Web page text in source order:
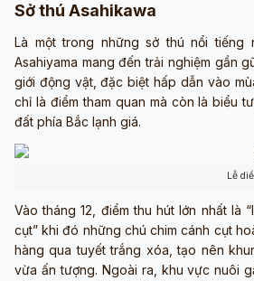
Sở thú Asahikawa
Là một trong những sở thú nổi tiếng
Asahiyama mang đến trải nghiệm gần
giới động vật, đặc biệt hấp dẫn vào
chỉ là điểm tham quan mà còn là biểu
đất phía Bắc lạnh giá.
Lễ
Vào tháng 12, điểm thu hút lớn nhất là
cụt” khi đó những chú chim cánh cụt
hàng qua tuyết trắng xóa, tạo nên
vừa ấn tượng. Ngoài ra, khu vực nuôi